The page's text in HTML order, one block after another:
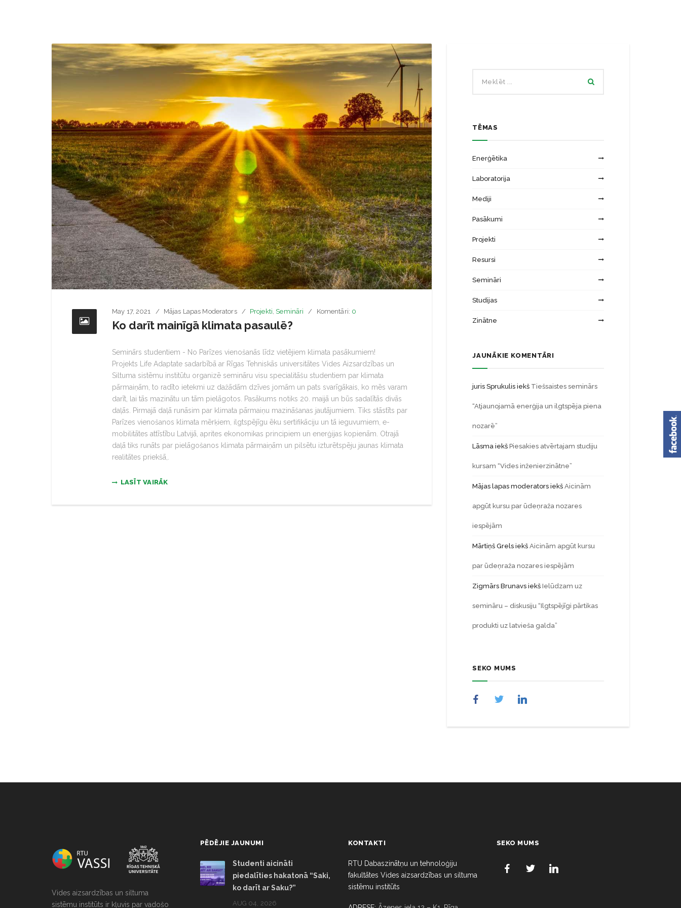
May 17, 2021 Mājas Lapas Moderators Projekti Semināri Komentāri: 0
Ko darīt mainīgā klimata pasaulē?
Seminārs studentiem - No Parīzes vienošanās līdz vietējiem klimata pasākumiem!
Projekts Life Adaptate sadarbībā ar Rīgas Tehniskās universitātes Vides Aizsardzības un
Siltuma sistēmu institūtu organizē semināru visu specialitāšu studentiem par klimata
pārmaiņām, to radīto ietekmi uz dažādām dzīves jomām un pats svarīgākais, ko mēs varam
darīt, lai tās mazinātu un tām pielāgotos. Pasākums notiks 20. maijā un būs sadalītās divās
daļās. Pirmajā daļā runāsim par klimata pārmaiņu mazināšanas jautājumiem. Tiks stāstīts par
Parīzes vienošanos klimata mērķiem, ilgtspējīgu ēku sertifikāciju un tā ieguvumiem, e-
mobilitātes attīstību Latvijā, aprites ekonomikas principiem un enerģijas kopienām. Otrajā
daļā tiks runāts par pielāgošanos klimata pārmaiņām un pilsētu izturētspēju jaunas klimata
realitātes priekšā,.
LASĪT VAIRĀK
TĒMAS
Enerģētika
Laboratorija
Mediji
Pasākumi
Projekti
Resursi
Semināri
Studijas
Zinātne
JAUNĀKIE KOMENTĀRI
juris Sprukulis iekš Tiešsaistes seminārs
“Atjaunojamā enerģija un ilgtspēja piena
nozarē”
Lāsma iekš Piesakies atvērtajam studiju
kursam “Vides inženierzinātne”
Mājas lapas moderators iekš Aicinām
apgūt kursu par ūdeņraža nozares
iespējām
Mārtiņš Grels iekš Aicinām apgūt kursu
par ūdeņraža nozares iespējām
Zigmārs Brunavs iekš Ielūdzam uz
semināru – diskusiju “Ilgtspējīgi pārtikas
produkti uz latvieša galda”
SEKO MUMS
Vides aizsardzības un siltuma
sistēmu institūts ir kļuvis par vadošo
PĒDĒJIE JAUNUMI
Studenti aicināti
piedalīties hakatonā “Saki,
ko darīt ar Saku?”
AUG 04, 2026
KONTAKTI
RTU Dabaszinātņu un tehnoloģiju
fakultātes Vides aizsardzības un siltuma
sistēmu institūts
SEKO MUMS